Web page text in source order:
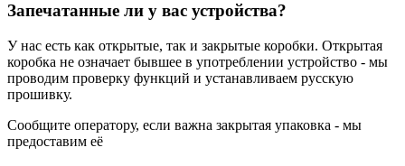
Запечатанные ли у вас устройства?
У нас есть как открытые, так и закрытые коробки. Открытая
коробка не означает бывшее в употреблении устройство - мы
проводим проверку функций и устанавливаем русскую
прошивку.
Сообщите оператору, если важна закрытая упаковка - мы
предоставим её